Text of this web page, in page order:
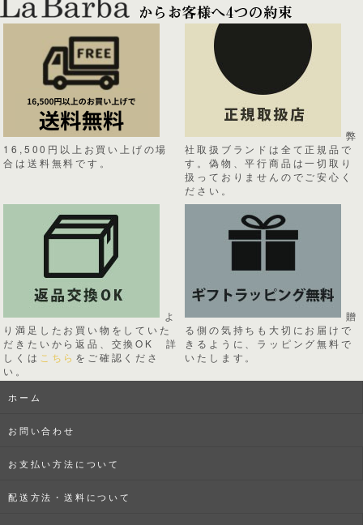
16,500円以上お買い上げの場
合は送料無料です。
弊
社取扱ブランドは全て正規品で
す。偽物、平行商品は一切取り
扱っておりませんのでご安心く
ださい。
よ
り満足したお買い物をしていた
だきたいから返品、交換OK 詳
しくは こちら をご確認くださ
い。
贈
る側の気持ちも大切にお届けで
きるように、ラッピング無料で
いたします。
ホーム
お問い合わせ
お支払い方法について
配送方法・送料について